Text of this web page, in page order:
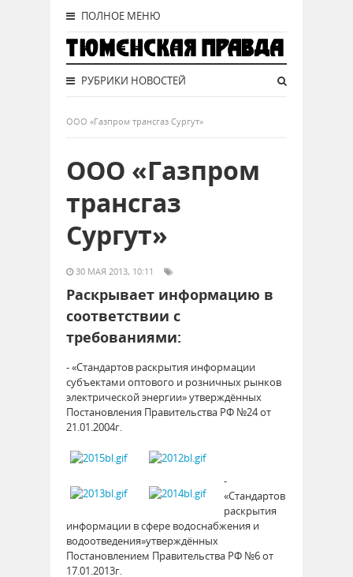
ПОЛНОЕ МЕНЮ
РУБРИКИ НОВОСТЕЙ
ООО «Газпром трансгаз Сургут»
ООО «Газпром
трансгаз
Сургут»
30 МАЯ 2013, 10:11
Раскрывает информацию в
соответствии с
требованиями:
- «Стандартов раскрытия информации
субъектами оптового и розничных рынков
электрической энергии» утверждённых
Постановления Правительства РФ №24 от
21.01.2004г.
-
«Стандартов
раскрытия
информации в сфере водоснабжения и
водоотведения»утверждённых
Постановлением Правительства РФ №6 от
17.01.2013г.